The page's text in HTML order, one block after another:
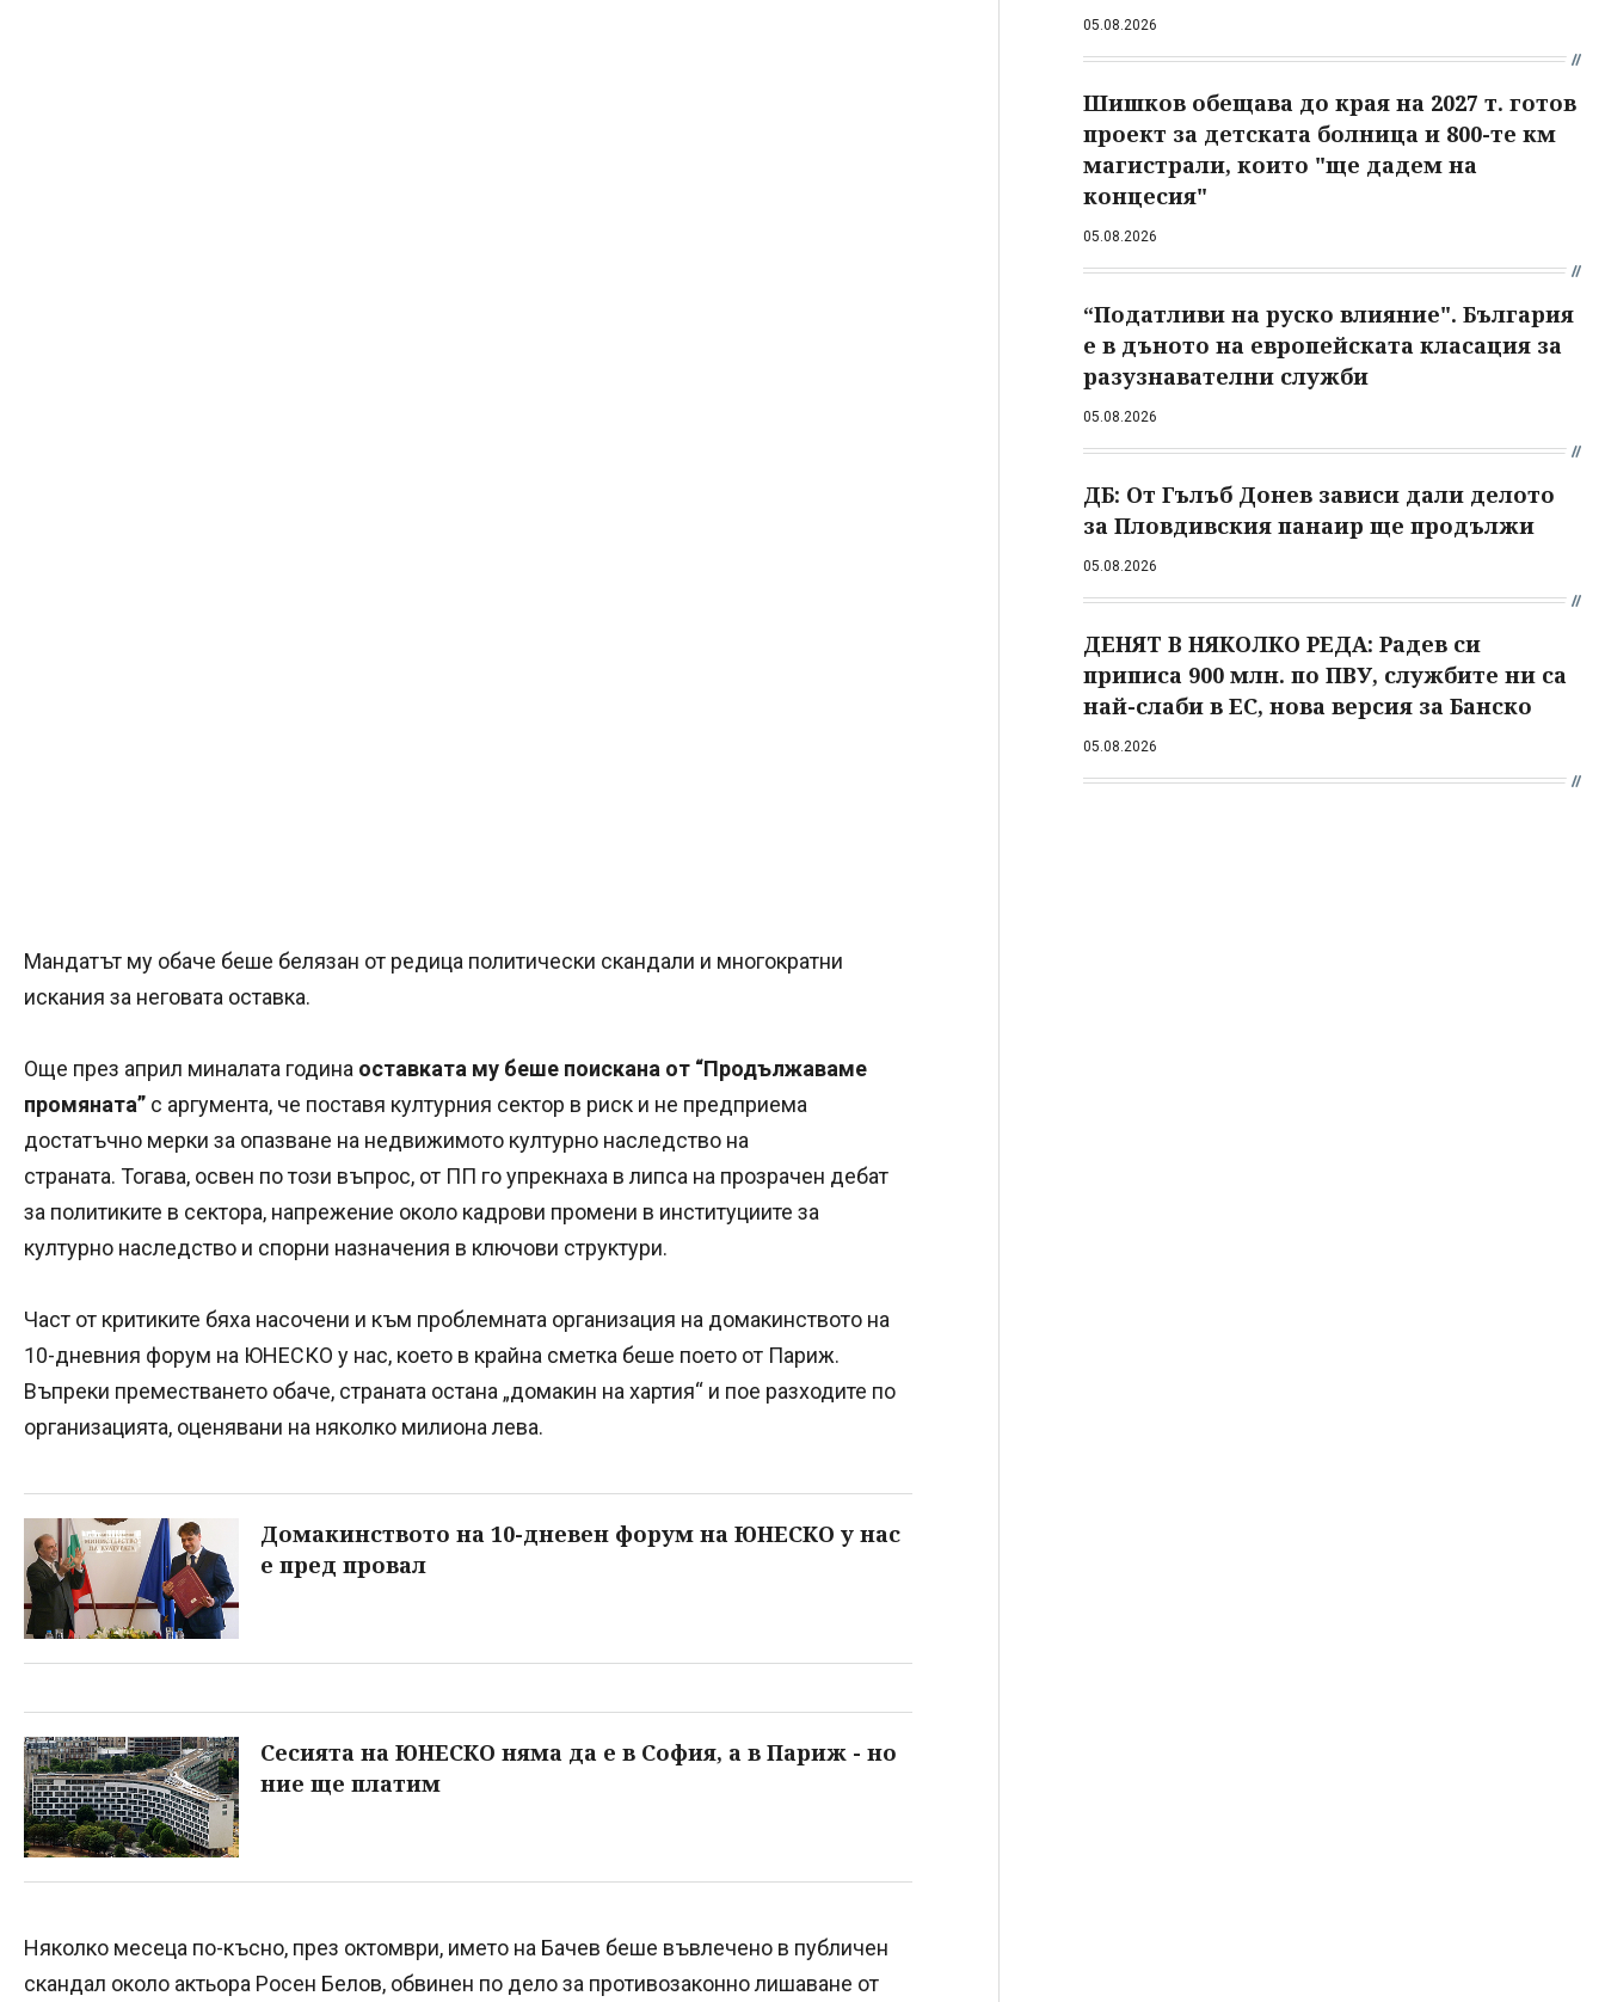
Мандатът му обаче беше белязан от редица политически скандали и многократни
искания за неговата оставка.
Още през април миналата година оставката му беше поискана от “Продължаваме
промяната” с аргумента, че поставя културния сектор в риск и не предприема
достатъчно мерки за опазване на недвижимото културно наследство на
страната. Тогава, освен по този въпрос, от ПП го упрекнаха в липса на прозрачен дебат
за политиките в сектора, напрежение около кадрови промени в институциите за
културно наследство и спорни назначения в ключови структури.
Част от критиките бяха насочени и към проблемната организация на домакинството на
10-дневния форум на ЮНЕСКО у нас, което в крайна сметка беше поето от Париж.
Въпреки преместването обаче, страната остана „домакин на хартия“ и пое разходите по
организацията, оценявани на няколко милиона лева.
Домакинството на 10-дневен форум на ЮНЕСКО у нас
е пред провал
Сесията на ЮНЕСКО няма да е в София, а в Париж - но
ние ще платим
Няколко месеца по-късно, през октомври, името на Бачев беше въвлечено в публичен
скандал около актьора Росен Белов, обвинен по дело за противозаконно лишаване от
05.08.2026
Шишков обещава до края на 2027 т. готов
проект за детската болница и 800-те км
магистрали, които "ще дадем на
концесия"
05.08.2026
“Податливи на руско влияние". България
е в дъното на европейската класация за
разузнавателни служби
05.08.2026
ДБ: От Гълъб Донев зависи дали делото
за Пловдивския панаир ще продължи
05.08.2026
ДЕНЯТ В НЯКОЛКО РЕДА: Радев си
приписа 900 млн. по ПВУ, службите ни са
най-слаби в ЕС, нова версия за Банско
05.08.2026